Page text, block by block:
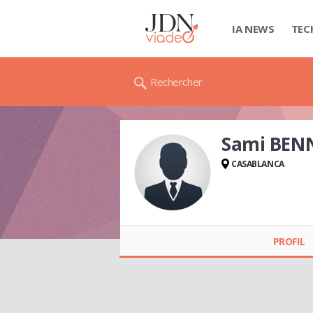
IA NEWS
Rechercher
Sami
CASABLANCA
PROFIL